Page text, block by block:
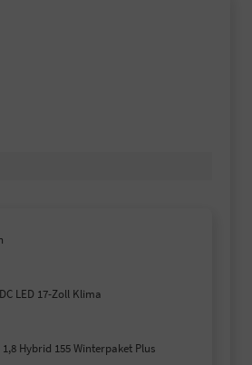
LED 17-Zoll Klima
1,8 Hybrid 155 Winterpaket Plus